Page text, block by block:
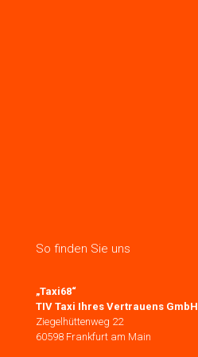
So finden Sie uns
„Taxi68“
TIV Taxi Ihres Vertrauens GmbH
Ziegelhüttenweg 22
60598 Frankfurt am Main